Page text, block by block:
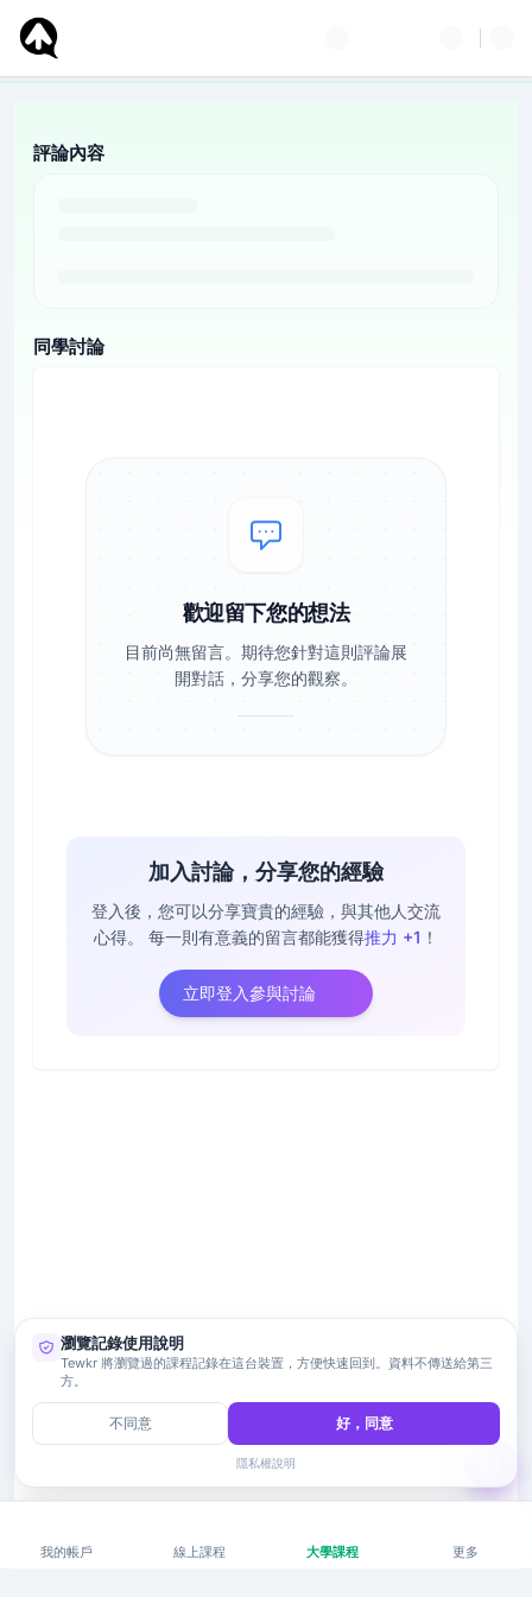
評論內容
同學討論
歡迎留下您的想法
目前尚無留言。期待您針對這則評論展
開對話，分享您的觀察。
加入討論，分享您的經驗
登入後，您可以分享寶貴的經驗，與其他人交流
心得。
每一則有意義的留言都能獲得推力 +1 ！
立即登入參與討論
我的帳戶 線上課程 大學課程 更多
瀏覽記錄使用說明
Tewkr 將瀏覽過的課程記錄在這台裝置，方便快速回到。資料不傳送給第三
方。
不同意 好，同意
隱私權說明